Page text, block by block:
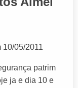
10/05/2011
patrim
ja e dia 10 e